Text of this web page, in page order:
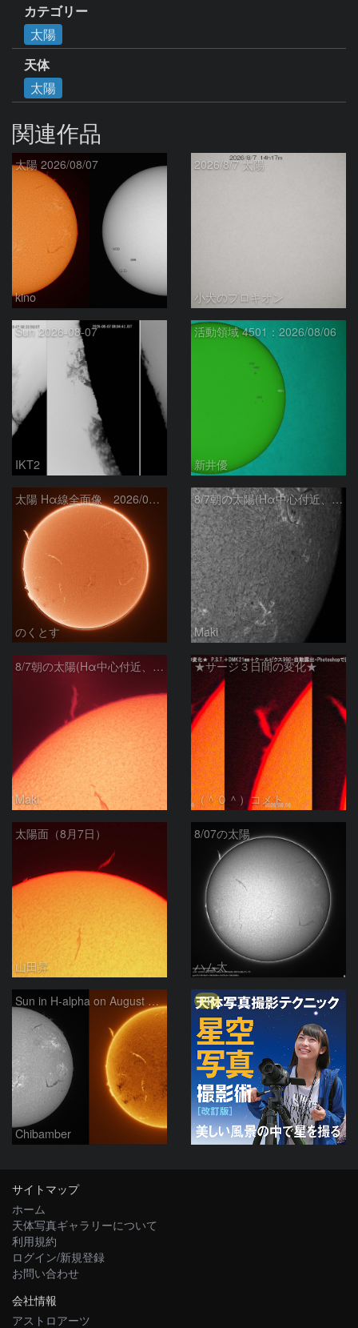
カテゴリー
太陽
天体
太陽
関連作品
太陽 2026/08/07
kino
2026/8/7 太陽
小犬のプロキオン
Sun 2026-08-07
IKT2
活動領域 4501：2026/08/06
新井優
太陽 Hα線全面像 2026/08/07
のくとす
8/7朝の太陽(Hα中心付近、4498、4502付近)
Maki
8/7朝の太陽(Hα中心付近、プロミネンス)
Maki
★サージ３日間の変化★
（＾０＾）コメト
太陽面（8月7日）
山田昇
8/07の太陽
ハム太
Sun in H-alpha on August 7, 2026
Chibamber
PR
サイトマップ
ホーム
天体写真ギャラリーについて
利用規約
ログイン/新規登録
お問い合わせ
会社情報
アストロアーツ